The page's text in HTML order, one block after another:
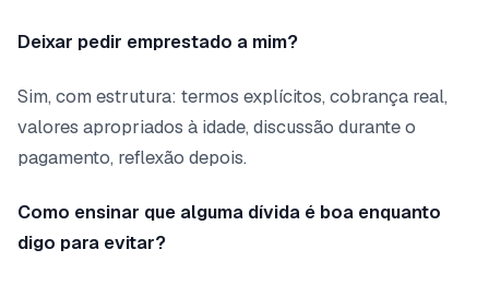
Deixar pedir emprestado a mim?
Sim, com estrutura: termos explícitos, cobrança real,
valores apropriados à idade, discussão durante o
pagamento, reflexão depois.
Como ensinar que alguma dívida é boa enquanto
digo para evitar?